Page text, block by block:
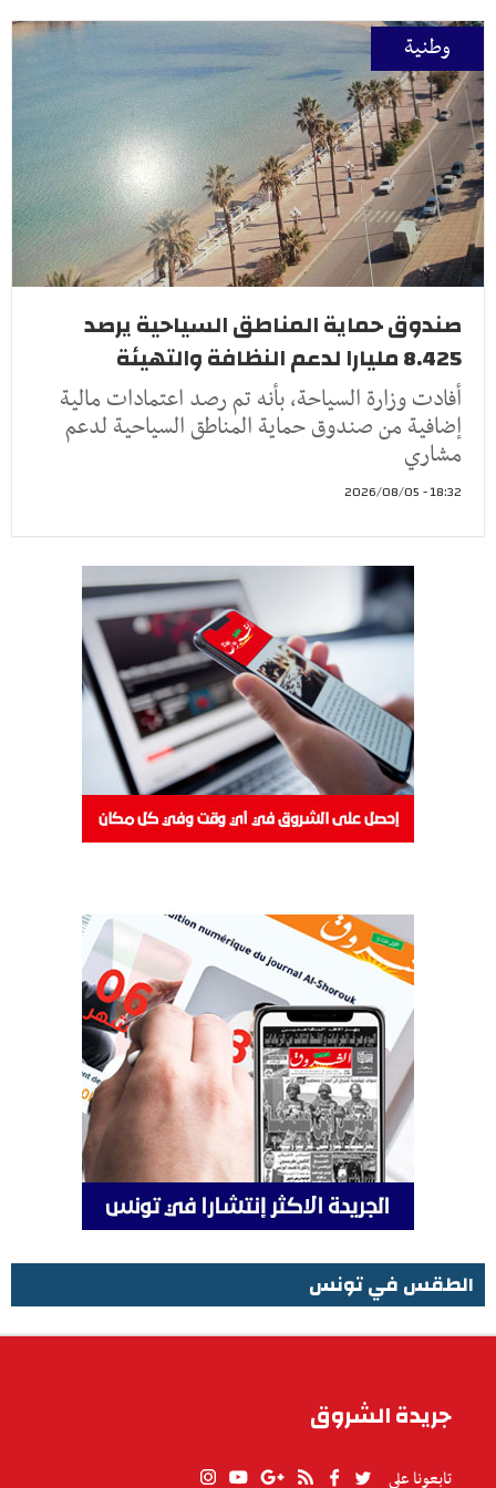
وطنية
صندوق حماية المناطق السياحية يرصد
8.425 مليارا لدعم النظافة والتهيئة
أفادت وزارة السياحة، بأنه تم رصد اعتمادات مالية
إضافية من صندوق حماية المناطق السياحية لدعم
مشاري
18:32 - 2026/08/05
الطقس في تونس
جريدة الشروق
تابعونا على